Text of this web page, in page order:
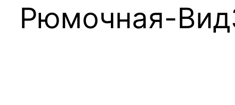
Рюмочная-